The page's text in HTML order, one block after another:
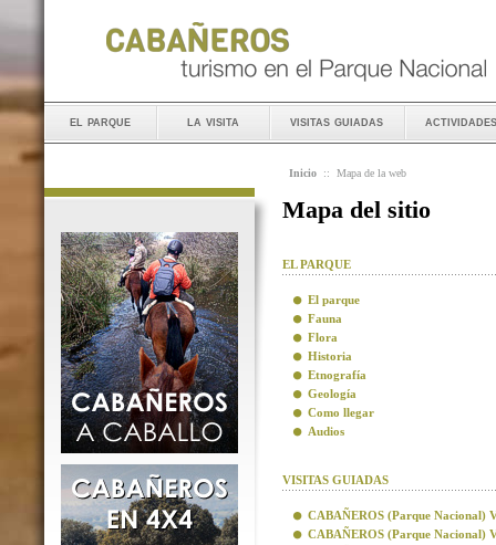
el parque la visita visitas guiadas actividades
Inicio :: Mapa de la web
Mapa del sitio
EL PARQUE
El parque
Fauna
Flora
Historia
Etnografía
Geología
Como llegar
Audios
VISITAS GUIADAS
CABAÑEROS (Parque Nacional)
CABAÑEROS (Parque Nacional)